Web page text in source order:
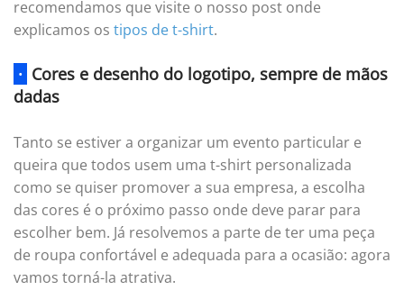
recomendamos que visite o nosso post onde
explicamos os tipos de t-shirt.
· Cores e desenho do logotipo, sempre de mãos
dadas
Tanto se estiver a organizar um evento particular e
queira que todos usem uma t-shirt personalizada
como se quiser promover a sua empresa, a escolha
das cores é o próximo passo onde deve parar para
escolher bem. Já resolvemos a parte de ter uma peça
de roupa confortável e adequada para a ocasião: agora
vamos torná-la atrativa.